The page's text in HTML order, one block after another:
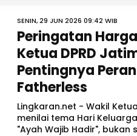
SENIN, 29 JUN 2026 09:42 WIB
Peringatan
Ketua DPRD
Pentingnya
Fatherless
Lingkaran.net - Wakil
menilai tema Hari
"Ayah Wajib Hadir", bukan